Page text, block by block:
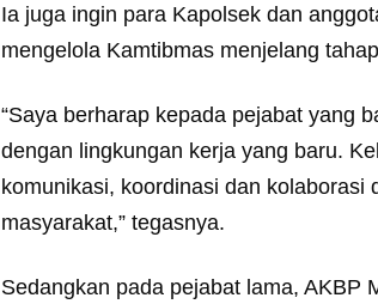
Ia juga ingin para Kapolsek dan
mengelola Kamtibmas menjelang
“Saya berharap kepada pejabat yang
dengan lingkungan kerja yang baru.
komunikasi, koordinasi dan kolaborasi
masyarakat,” tegasnya.
Sedangkan pada pejabat lama, AKBP